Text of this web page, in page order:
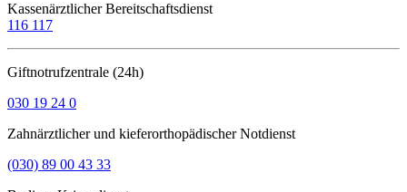
Kassenärztlicher Bereitschaftsdienst
116 117
Giftnotrufzentrale (24h)
030 19 24 0
Zahnärztlicher und kieferorthopädischer Notdienst
(030) 89 00 43 33